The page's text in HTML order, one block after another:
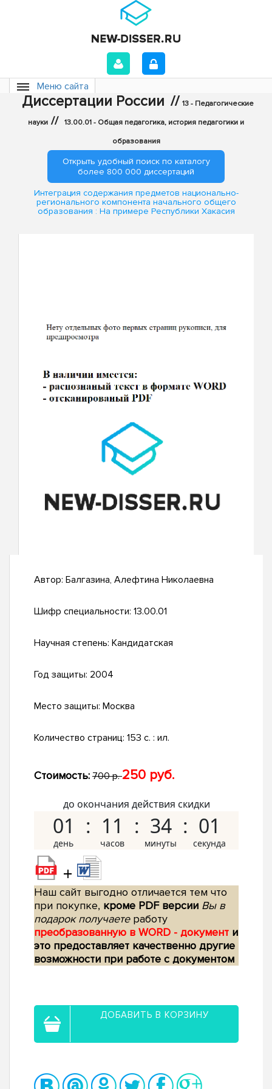
Меню сайта
Диссертации России // 13 - Педагогические
науки // 13.00.01 - Общая педагогика, история педагогики и
образования
Открыть удобный поиск по каталогу
более 800 000 диссертаций
Интеграция содержания предметов национально-
регионального компонента начального общего
образования : На примере Республики Хакасия
Автор: Балгазина, Алефтина Николаевна
Шифр специальности: 13.00.01
Научная степень: Кандидатская
Год защиты: 2004
Место защиты: Москва
Количество страниц: 153 с. : ил.
Стоимость: 700 р.250 руб.
до окончания действия скидки
01 11 34 00
+
Наш сайт выгодно отличается тем что
при покупке, кроме PDF версии Вы в
подарок получаетеработу
преобразованную в WORD - документ и
это предоставляет качественно другие
возможности при работе с документом
ДОБАВИТЬ В КОРЗИНУ